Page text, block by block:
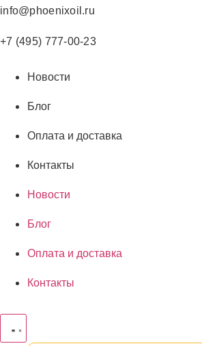
Перейти
содержимому
info@phoenixoil.ru
+7 (495) 777-00-23
Новости
Блог
Оплата и доставка
Контакты
Новости
Блог
Оплата и доставка
Контакты